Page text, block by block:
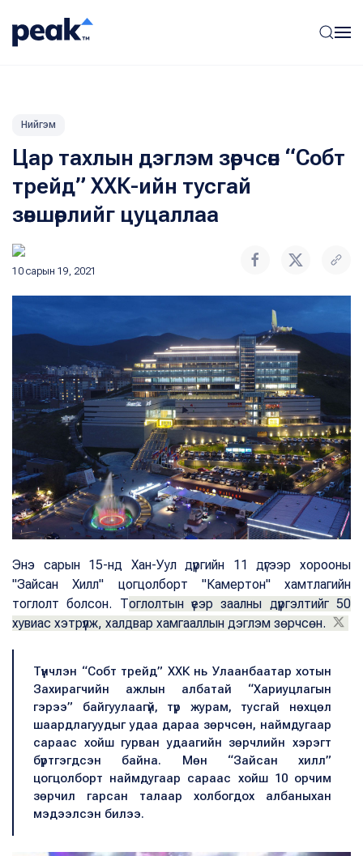
Нийгэм
Цар тахлын дэглэм зөрчсөн “Собт
трейд” ХХК-ийн тусгай
зөвшөөрлийг цуцаллаа
10 сарын 19, 2021
Энэ сарын 15-нд Хан-Уул дүүргийн 11 дүгээр хорооны
"Зайсан Хилл" цогцолборт "Камертон" хамтлагийн
тоглолт болсон. Тоглолтын үеэр заалны дүүргэлтийг 50
хувиас хэтрүүлж, халдвар хамгааллын дэглэм зөрчсөн.
Түүнчлэн “Собт трейд” ХХК нь Улаанбаатар хотын
Захирагчийн ажлын албатай “Хариуцлагын
гэрээ” байгуулаагүй, түр журам, тусгай нөхцөл
шаардлагуудыг удаа дараа зөрчсөн, наймдугаар
сараас хойш гурван удаагийн зөрчлийн хэрэгт
бүртгэгдсэн байна. Мөн “Зайсан хилл”
цогцолборт наймдугаар сараас хойш 10 орчим
зөрчил гарсан талаар холбогдох албаныхан
мэдээлсэн билээ.